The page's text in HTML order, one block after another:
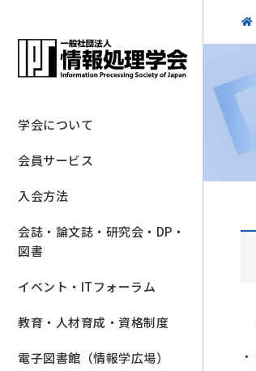
学会について
会員サービス
入会方法
会誌・論文誌・研究会・DP・
図書
イベント・ITフォーラム
教育・人材育成・資格制度
電子図書館（情報学広場）